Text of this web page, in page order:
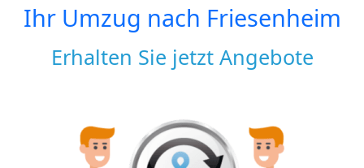
Ihr Umzug nach Friesenheim
Erhalten Sie jetzt Angebote